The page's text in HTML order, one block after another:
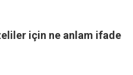
için ne anlam ifade